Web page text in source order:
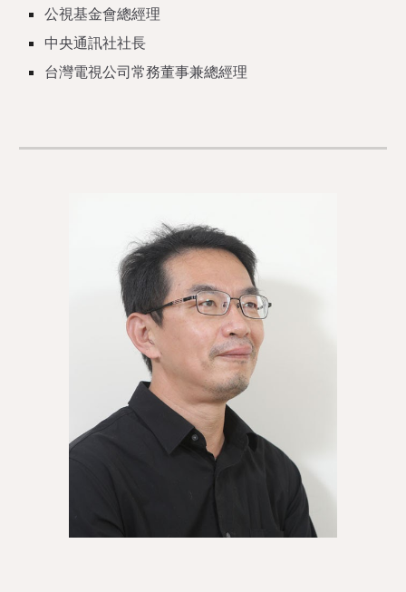
公視基金會總經理
中央通訊社社長
台灣電視公司常務董事兼總經理